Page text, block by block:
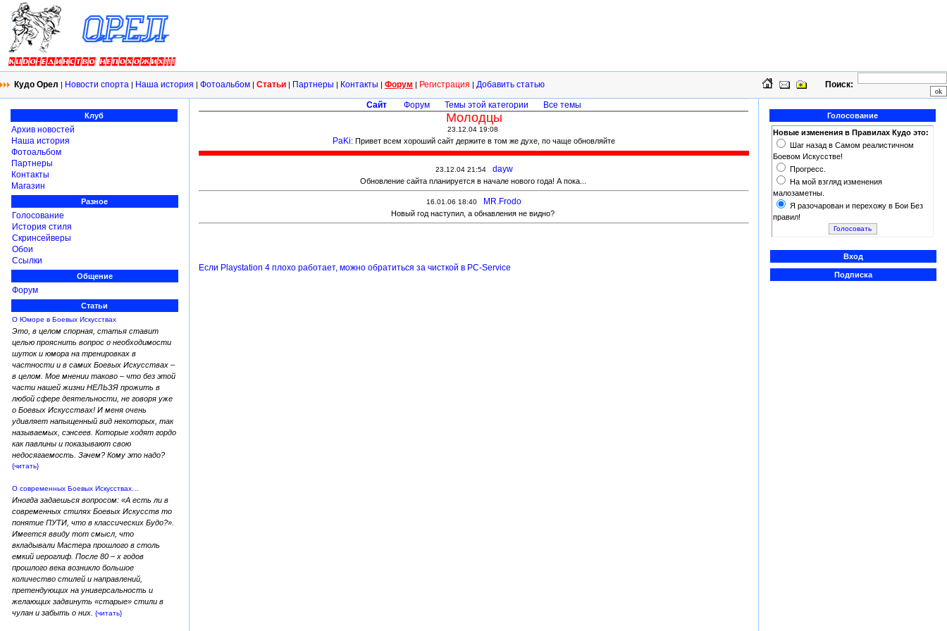
Кудо Орел | Новости спорта | Наша история | Фотоальбом | Статьи | Партнеры | Контакты | Форум | Регистрация | Добавить статью Поиск:
Клуб
Архив новостей
Наша история
Фотоальбом
Партнеры
Контакты
Магазин
Разное
Голосование
История стиля
Скринсейверы
Обои
Ссылки
Общение
Форум
Статьи
О Юморе в Боевых Искусствах
Это, в целом спорная, статья ставит
целью прояснить вопрос о необходимости
шуток и юмора на тренировках в
частности и в самих Боевых Искусствах –
в целом. Мое мнении таково – что без этой
части нашей жизни НЕЛЬЗЯ прожить в
любой сфере деятельности, не говоря уже
о Боевых Искусствах! И меня очень
удивляет напыщенный вид некоторых, так
называемых, сэнсеев. Которые ходят гордо
как павлины и показывают свою
недосягаемость. Зачем? Кому это надо?
{читать}
О современных Боевых Искусствах…
Иногда задаешься вопросом: «А есть ли в
современных стилях Боевых Искусств то
понятие ПУТИ, что в классических Будо?».
Имеется ввиду тот смысл, что
вкладывали Мастера прошлого в столь
емкий иероглиф. После 80 – х годов
прошлого века возникло большое
количество стилей и направлений,
претендующих на универсальность и
желающих задвинуть «старые» стили в
чулан и забыть о них. {читать}
Сайт Форум Темы этой категории Все темы
Молодцы
23.12.04 19:08
PaKi: Привет всем хороший сайт держите в том же духе, по чаще обновляйте
23.12.04 21:54 dayw
Обновление сайта планируется в начале нового года! А пока...
16.01.06 18:40 MR.Frodo
Новый год наступил, а обнавления не видно?
Если Playstation 4 плохо работает, можно обратиться за чисткой в PC-Service
Голосование
Новые изменения в Правилах Кудо это:
Шаг назад в Самом реалистичном
Боевом Искусстве!
Прогресс.
На мой взгляд изменения
малозаметны.
Я разочарован и перехожу в Бои Без
правил!
Вход
Подписка